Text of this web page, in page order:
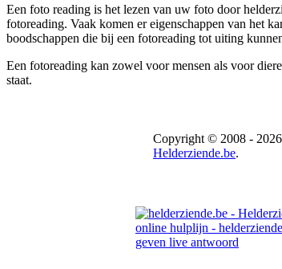
Een foto reading is het lezen van uw foto door
fotoreading. Vaak komen er eigenschappen van het
boodschappen die bij een fotoreading tot uiting
Een fotoreading kan zowel voor mensen als voor
staat.
Copyright © 2008 - 2026
Helderziende.be.